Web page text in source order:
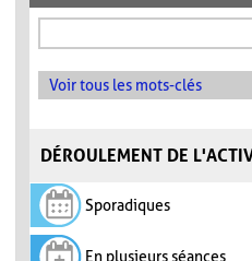
Voir tous les mots-clés
DÉROULEMENT DE
Sporadiques
En plusieurs séances